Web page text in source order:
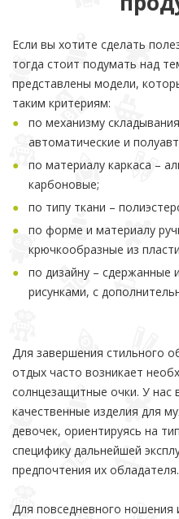
Если вы хотите сделать
тогда стоит подумать над
представлены модели,
таким критериям:
по механизму
автоматические и
по материалу каркаса –
карбоновые;
по типу ткани –
по форме и материалу
крючкообразные из
по дизайну – сдержанные
рисунками, с
Для завершения стильного
отдых часто возникает
солнцезащитные очки. У нас
качественные изделия для
девочек, ориентируясь на
специфику дальнейшей
предпочтения их обладателя.
Для повседневного ношения